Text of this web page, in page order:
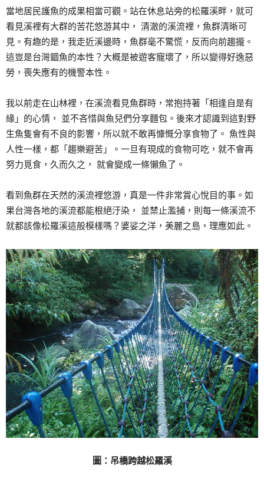
當地居民護魚的成果相當可觀。站在休息站旁的松羅溪畔，就可
看見溪裡有大群的苦花悠游其中， 清澈的溪流裡，魚群清晰可
見。有趣的是，我走近溪邊時，魚群毫不驚慌，反而向前趨攏。
這豈是台灣錮魚的本性？大概是被遊客寵壞了，所以變得好逸惡
勞，喪失應有的機警本性。
我以前走在山林裡，在溪流看見魚群時，常抱持著「相逢自是有
緣」的心情， 並不吝惜與魚兒們分享麵包。後來才認識到這對野
生魚隻會有不良的影響，所以就不敢再慷慨分享食物了。 魚性與
人性一樣，都「趨樂避苦」。一旦有現成的食物可吃，就不會再
努力覓食，久而久之， 就會變成一條懶魚了。
看到魚群在天然的溪流裡悠游，真是一件非常賞心悅目的事。如
果台灣各地的溪流都能根絕汙染， 並禁止濫捕，則每一條溪流不
就都該像松羅溪這般模樣嗎？婆娑之洋，美麗之島，理應如此。
圖：吊橋跨越松羅溪